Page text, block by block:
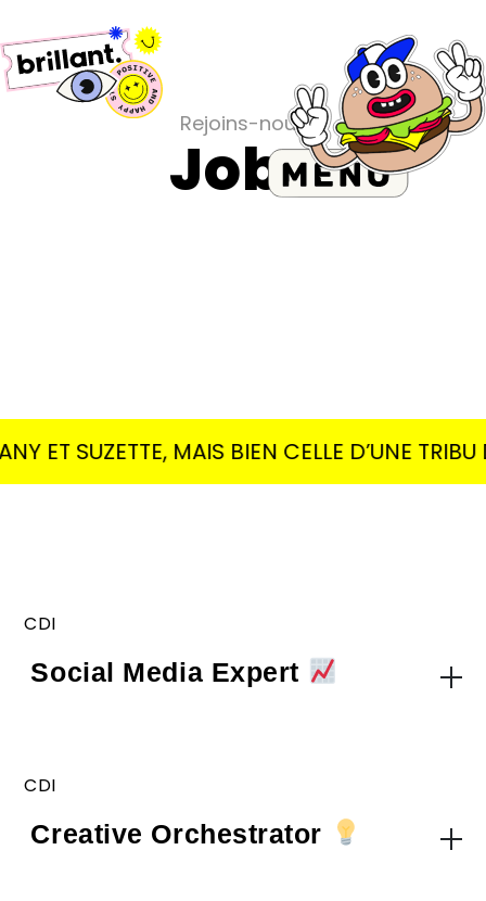
Rejoins-nous
Jobs
SUZETTE, MAIS BIEN CELLE D’UNE TRIBU
CDI
Social Media Expert
CDI
Creative Orchestrator